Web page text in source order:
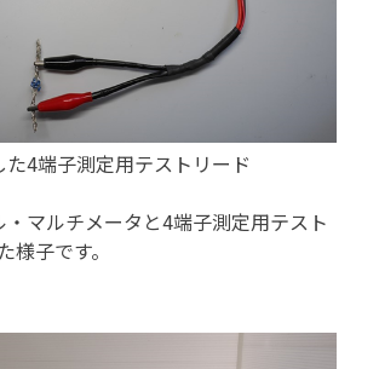
4端子測定用テストリード
マルチメータと4端子測定用テスト
様子です。